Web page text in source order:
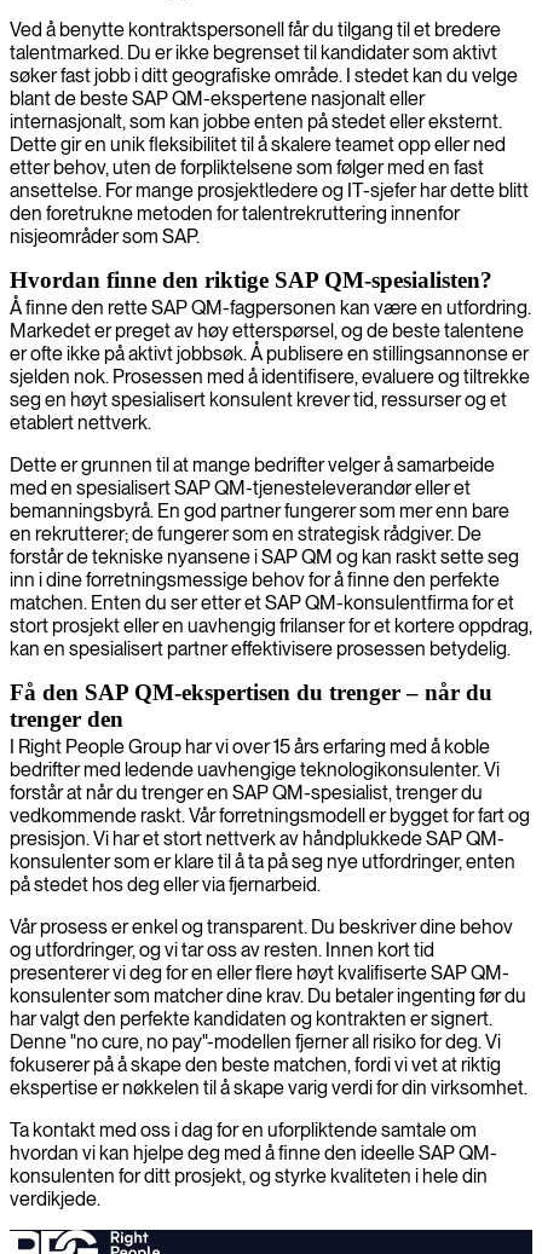
Ved å benytte kontraktspersonell får du tilgang til et bredere
talentmarked. Du er ikke begrenset til kandidater som aktivt
søker fast jobb i ditt geografiske område. I stedet kan du velge
blant de beste SAP QM-ekspertene nasjonalt eller
internasjonalt, som kan jobbe enten på stedet eller eksternt.
Dette gir en unik fleksibilitet til å skalere teamet opp eller ned
etter behov, uten de forpliktelsene som følger med en fast
ansettelse. For mange prosjektledere og IT-sjefer har dette blitt
den foretrukne metoden for talentrekruttering innenfor
nisjeområder som SAP.
Hvordan finne den riktige SAP QM-spesialisten?
Å finne den rette SAP QM-fagpersonen kan være en utfordring.
Markedet er preget av høy etterspørsel, og de beste talentene
er ofte ikke på aktivt jobbsøk. Å publisere en stillingsannonse er
sjelden nok. Prosessen med å identifisere, evaluere og tiltrekke
seg en høyt spesialisert konsulent krever tid, ressurser og et
etablert nettverk.
Dette er grunnen til at mange bedrifter velger å samarbeide
med en spesialisert SAP QM-tjenesteleverandør eller et
bemanningsbyrå. En god partner fungerer som mer enn bare
en rekrutterer; de fungerer som en strategisk rådgiver. De
forstår de tekniske nyansene i SAP QM og kan raskt sette seg
inn i dine forretningsmessige behov for å finne den perfekte
matchen. Enten du ser etter et SAP QM-konsulentfirma for et
stort prosjekt eller en uavhengig frilanser for et kortere oppdrag,
kan en spesialisert partner effektivisere prosessen betydelig.
Få den SAP QM-ekspertisen du trenger – når du
trenger den
I Right People Group har vi over 15 års erfaring med å koble
bedrifter med ledende uavhengige teknologikonsulenter. Vi
forstår at når du trenger en SAP QM-spesialist, trenger du
vedkommende raskt. Vår forretningsmodell er bygget for fart og
presisjon. Vi har et stort nettverk av håndplukkede SAP QM-
konsulenter som er klare til å ta på seg nye utfordringer, enten
på stedet hos deg eller via fjernarbeid.
Vår prosess er enkel og transparent. Du beskriver dine behov
og utfordringer, og vi tar oss av resten. Innen kort tid
presenterer vi deg for en eller flere høyt kvalifiserte SAP QM-
konsulenter som matcher dine krav. Du betaler ingenting før du
har valgt den perfekte kandidaten og kontrakten er signert.
Denne "no cure, no pay"-modellen fjerner all risiko for deg. Vi
fokuserer på å skape den beste matchen, fordi vi vet at riktig
ekspertise er nøkkelen til å skape varig verdi for din virksomhet.
Ta kontakt med oss i dag for en uforpliktende samtale om
hvordan vi kan hjelpe deg med å finne den ideelle SAP QM-
konsulenten for ditt prosjekt, og styrke kvaliteten i hele din
verdikjede.